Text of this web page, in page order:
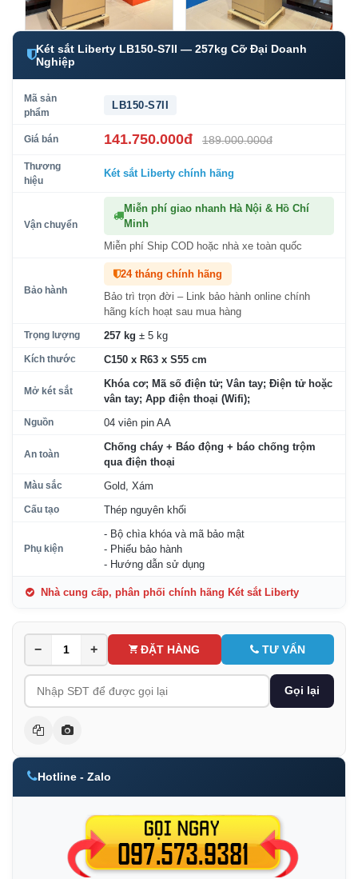
Két sắt Liberty LB150-S7II — 257kg Cỡ Đại Doanh
Nghiệp
Mã sản
phẩm
LB150-S7II
Giá bán 141.750.000đ 189.000.000đ
Thương
hiệu
Két sắt Liberty chính hãng
Vận chuyển
Miễn phí giao nhanh Hà Nội & Hồ Chí
Minh
Miễn phí Ship COD hoặc nhà xe toàn quốc
Bảo hành
24 tháng chính hãng
Bảo trì trọn đời – Link bảo hành online chính
hãng kích hoạt sau mua hàng
Trọng lượng 257 kg ± 5 kg
Kích thước C150 x R63 x S55 cm
Mở két sắt
Khóa cơ; Mã số điện tử; Vân tay; Điện tử hoặc
vân tay; App điện thoại (Wifi);
Nguồn 04 viên pin AA
An toàn
Chống cháy + Báo động + báo chống trộm
qua điện thoại
Màu sắc Gold, Xám
Cấu tạo Thép nguyên khối
Phụ kiện
- Bộ chìa khóa và mã bảo mật
- Phiếu bảo hành
- Hướng dẫn sử dụng
Nhà cung cấp, phân phối chính hãng Két sắt Liberty
− + ĐẶT HÀNG TƯ VẤN
Gọi lại
Hotline - Zalo